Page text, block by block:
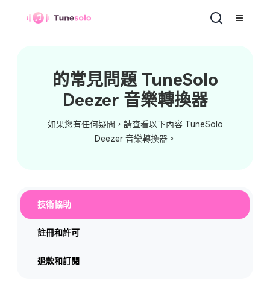
Deezer 音樂轉換器
的常見問題 TuneSolo
Deezer 音樂轉換器
如果您有任何疑問，請查看以下內容 TuneSolo
Deezer 音樂轉換器。
技術協助
註冊和許可
退款和訂閱